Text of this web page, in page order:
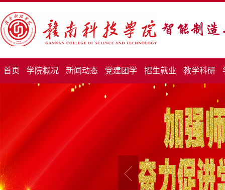
首页 学院概况 新闻动态 党建团学 招生就业 教学科研